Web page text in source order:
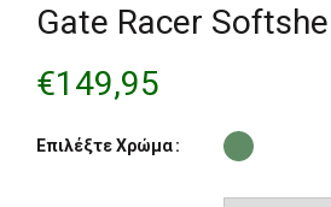
Gate Racer
€149,95
Επιλέξτε Χρώμα